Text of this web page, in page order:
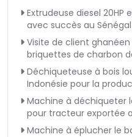
Extrudeuse diesel
avec succès au Sénégal
Visite de client
briquettes de charbon
Déchiqueteuse à bois
Indonésie pour la
Machine à déchiqueter
pour tracteur exportée
Machine à éplucher le